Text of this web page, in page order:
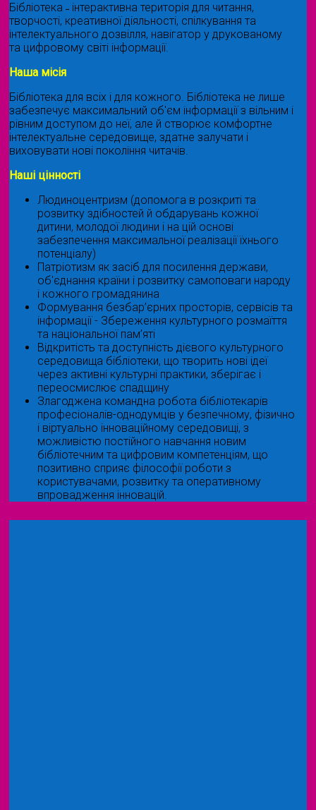
Бібліотека ˗ інтерактивна територія для читання,
творчості, креативної діяльності, спілкування та
інтелектуального дозвілля, навігатор у друкованому
та цифровому світі інформації.
Наша місія
Бібліотека для всіх і для кожного. Бібліотека не лише
забезпечує максимальний об'єм інформації з вільним і
рівним доступом до неї, але й створює комфортне
інтелектуальне середовище, здатне залучати і
виховувати нові покоління читачів.
Наші цінності
Людиноцентризм (допомога в розкриті та
розвитку здібностей й обдарувань кожної
дитини, молодої людини і на цій основі
забезпечення максимальної реалізації їхнього
потенціалу)
Патріотизм як засіб для посилення держави,
об'єднання країни і розвитку самоповаги народу
і кожного громадянина
Формування безбар’єрних просторів, сервісів та
інформації - Збереження культурного розмаїття
та національної пам’яті
Відкритість та доступність дієвого культурного
середовища бібліотеки, що творить нові ідеї
через активні культурні практики, зберігає і
переосмислює спадщину
Злагоджена командна робота бібліотекарів
професіоналів-однодумців у безпечному, фізично
і віртуально інноваційному середовищі, з
можливістю постійного навчання новим
бібліотечним та цифровим компетенціям, що
позитивно сприяє філософії роботи з
користувачами, розвитку та оперативному
впровадження інновацій.